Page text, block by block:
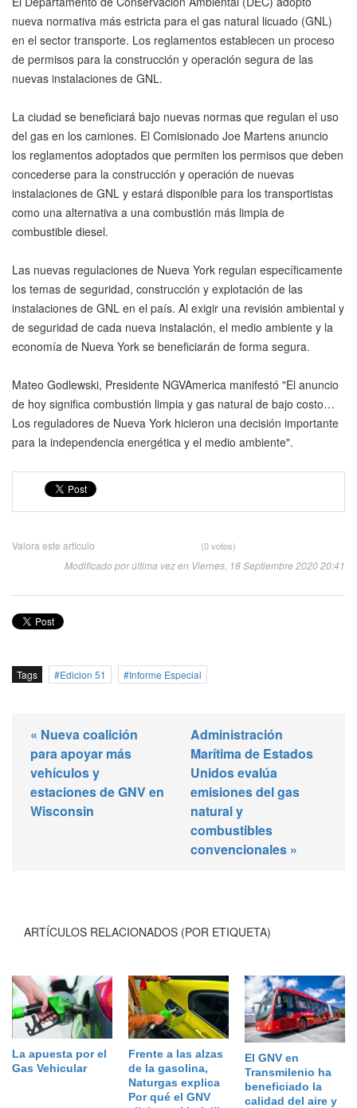
nueva normativa más estricta para el gas natural licuado (GNL)
en el sector transporte. Los reglamentos establecen un proceso
de permisos para la construcción y operación segura de las
nuevas instalaciones de GNL.
La ciudad se beneficiará bajo nuevas normas que regulan el uso
del gas en los camiones. El Comisionado Joe Martens anuncio
los reglamentos adoptados que permiten los permisos que deben
concederse para la construcción y operación de nuevas
instalaciones de GNL y estará disponible para los transportistas
como una alternativa a una combustión más limpia de
combustible diesel.
Las nuevas regulaciones de Nueva York regulan específicamente
los temas de seguridad, construcción y explotación de las
instalaciones de GNL en el país. Al exigir una revisión ambiental y
de seguridad de cada nueva instalación, el medio ambiente y la
economía de Nueva York se beneficiarán de forma segura.
Mateo Godlewski, Presidente NGVAmerica manifestó "El anuncio
de hoy significa combustión limpia y gas natural de bajo costo…
Los reguladores de Nueva York hicieron una decisión importante
para la independencia energética y el medio ambiente".
Valora este artículo (0 votos)
Modificado por última vez en Viernes, 18 Septiembre 2020 20:41
Tags Edicion 51 Informe Especial
« Nueva coalición
para apoyar más
vehículos y
estaciones de GNV en
Wisconsin
Administración
Marítima de Estados
Unidos evalúa
emisiones del gas
natural y
combustibles
convencionales »
ARTÍCULOS RELACIONADOS (POR ETIQUETA)
La apuesta por el
Gas Vehicular
Frente a las alzas
de la gasolina,
Naturgas explica
Por qué el GNV
El GNV en
Transmilenio ha
beneficiado la
calidad del aire y